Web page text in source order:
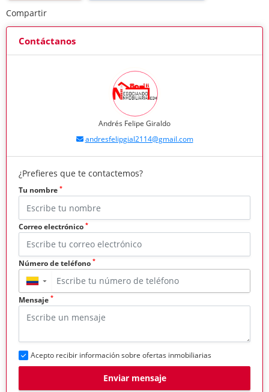
Compartir
Contáctanos
Andrés Felipe Giraldo
andresfelipgial2114@gmail.com
¿Prefieres que te contactemos?
Tu nombre *
Correo electrónico *
Número de teléfono *
▼
Mensaje *
Acepto recibir información sobre ofertas inmobiliarias
Enviar mensaje